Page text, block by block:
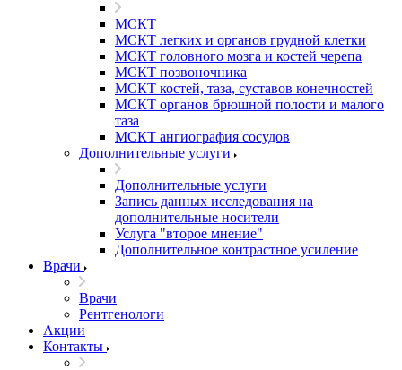
МСКТ
МСКТ легких и органов грудной клетки
МСКТ головного мозга и костей черепа
МСКТ позвоночника
МСКТ костей, таза, суставов конечностей
МСКТ органов брюшной полости и малого
таза
МСКТ ангиография сосудов
Дополнительные услуги
Дополнительные услуги
Запись данных исследования на
дополнительные носители
Услуга "второе мнение"
Дополнительное контрастное усиление
Врачи
Врачи
Рентгенологи
Акции
Контакты